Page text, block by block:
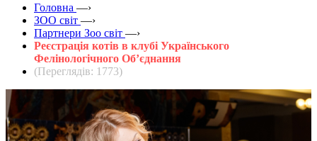
Головна —›
ЗOO світ —›
Партнери Зоо світ —›
Реєстрація котів в клубі Українського
Фелінологічного Об’єднання
(Переглядів: 1773)